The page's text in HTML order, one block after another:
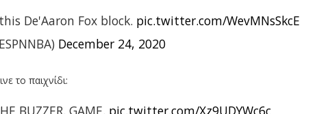
De'Aaron Fox block. pic.twitter.com/WevMNsSkcE
December 24, 2020
το παιχνίδι: